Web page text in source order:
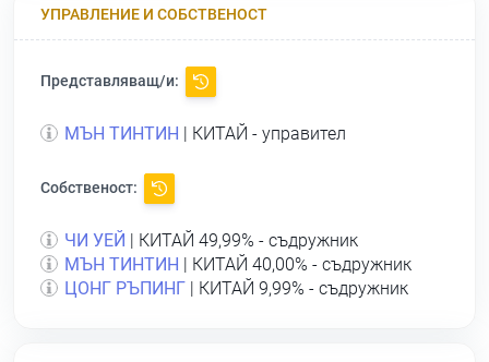
УПРАВЛЕНИЕ И СОБСТВЕНОСТ
Представляващ/и:
МЪН ТИНТИН | КИТАЙ - управител
Собственост:
ЧИ УЕЙ
| КИТАЙ 49,99% - съдружник
МЪН ТИНТИН
| КИТАЙ 40,00% - съдружник
ЦОНГ РЪПИНГ | КИТАЙ 9,99% - съдружник